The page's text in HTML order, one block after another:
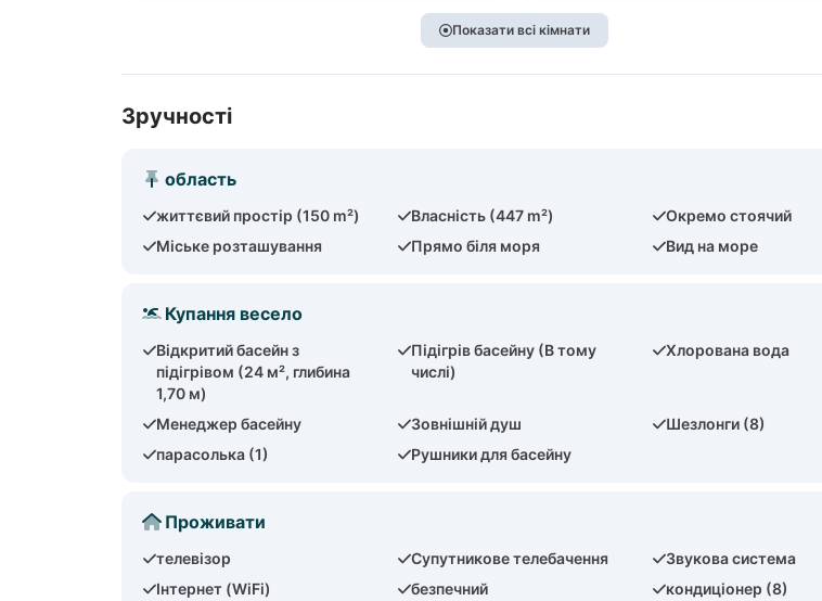
Показати всі кімнати
Зручності
область
життєвий простір (150 m²) Власність (447 m²)
Окремо стоячий
Міське розташування
Прямо біля моря Вид на море
Купання весело
Відкритий басейн з
підігрівом (24 м², глибина
1,70 м)
Підігрів басейну (В тому
числі)
Хлорована вода
Менеджер басейну Зовнішній душ
Шезлонги (8)
парасолька (1)
Рушники для басейну
Проживати
телевізор Супутникове телебачення
Звукова система
Інтернет (WiFi)
безпечний кондиціонер (8)